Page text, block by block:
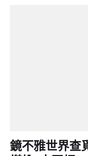
鏡不雅世界查